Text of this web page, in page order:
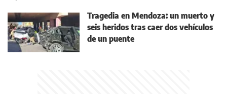
Tragedia en Mendoza: un muerto y
seis heridos tras caer dos vehículos
de un puente